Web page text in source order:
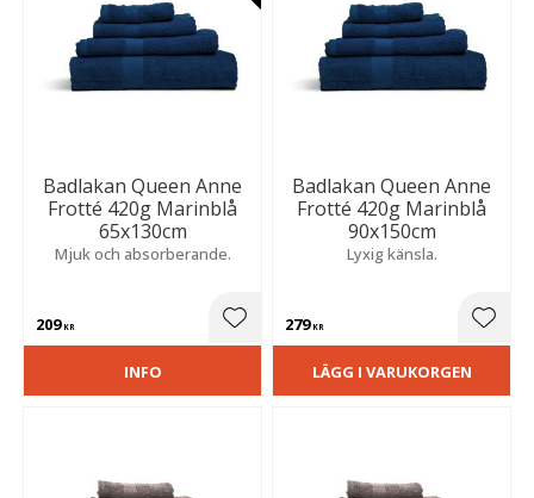
Badlakan Queen Anne
Frotté 420g Marinblå
65x130cm
Mjuk och absorberande.
209KR Lägg till i favoriter
INFO
Badlakan Queen Anne
Frotté 420g Marinblå
90x150cm
Lyxig känsla.
279KR
LÄGG I VARUKORGEN